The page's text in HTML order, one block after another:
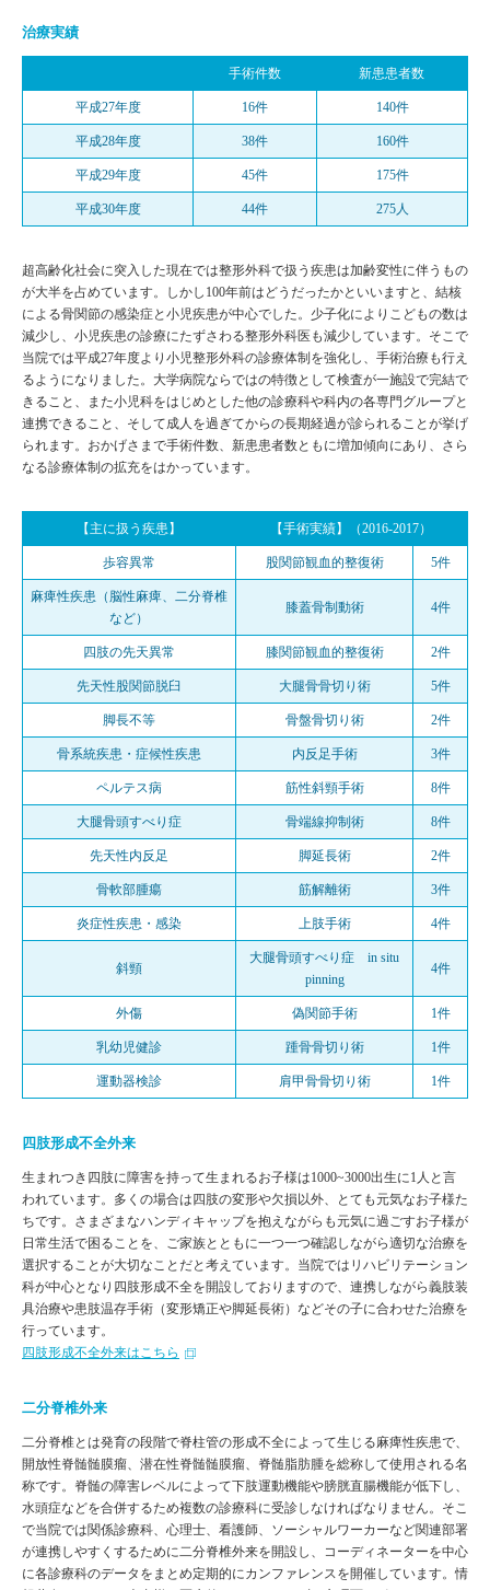
治療実績
手術件数 新患患者数
平成27年度 16件 140件
平成28年度 38件 160件
平成29年度 45件 175件
平成30年度 44件 275人
超高齢化社会に突入した現在では整形外科で扱う疾患は加齢変性に伴うもの
が大半を占めています。しかし100年前はどうだったかといいますと、結核
による骨関節の感染症と小児疾患が中心でした。少子化によりこどもの数は
減少し、小児疾患の診療にたずさわる整形外科医も減少しています。そこで
当院では平成27年度より小児整形外科の診療体制を強化し、手術治療も行え
るようになりました。大学病院ならではの特徴として検査が一施設で完結で
きること、また小児科をはじめとした他の診療科や科内の各専門グループと
連携できること、そして成人を過ぎてからの長期経過が診られることが挙げ
られます。おかげさまで手術件数、新患患者数ともに増加傾向にあり、さら
なる診療体制の拡充をはかっています。
【主に扱う疾患】 【手術実績】（2016-2017）
歩容異常 股関節観血的整復術 5件
麻痺性疾患（脳性麻痺、二分脊椎
など）
膝蓋骨制動術 4件
四肢の先天異常 膝関節観血的整復術 2件
先天性股関節脱臼 大腿骨骨切り術 5件
脚長不等 骨盤骨切り術 2件
骨系統疾患・症候性疾患 内反足手術 3件
ペルテス病 筋性斜頸手術 8件
大腿骨頭すべり症 骨端線抑制術 8件
先天性内反足 脚延長術 2件
骨軟部腫瘍 筋解離術 3件
炎症性疾患・感染 上肢手術 4件
斜頸
大腿骨頭すべり症 in situ
pinning
4件
外傷 偽関節手術 1件
乳幼児健診 踵骨骨切り術 1件
運動器検診 肩甲骨骨切り術 1件
四肢形成不全外来
生まれつき四肢に障害を持って生まれるお子様は1000~3000出生に1人と言
われています。多くの場合は四肢の変形や欠損以外、とても元気なお子様た
ちです。さまざまなハンディキャップを抱えながらも元気に過ごすお子様が
日常生活で困ることを、ご家族とともに一つ一つ確認しながら適切な治療を
選択することが大切なことだと考えています。当院ではリハビリテーション
科が中心となり四肢形成不全を開設しておりますので、連携しながら義肢装
具治療や患肢温存手術（変形矯正や脚延長術）などその子に合わせた治療を
行っています。
四肢形成不全外来はこちら
二分脊椎外来
二分脊椎とは発育の段階で脊柱管の形成不全によって生じる麻痺性疾患で、
開放性脊髄髄膜瘤、潜在性脊髄髄膜瘤、脊髄脂肪腫を総称して使用される名
称です。脊髄の障害レベルによって下肢運動機能や膀胱直腸機能が低下し、
水頭症などを合併するため複数の診療科に受診しなければなりません。そこ
で当院では関係診療科、心理士、看護師、ソーシャルワーカーなど関連部署
が連携しやすくするために二分脊椎外来を開設し、コーディネーターを中心
に各診療科のデータをまとめ定期的にカンファレンスを開催しています。情